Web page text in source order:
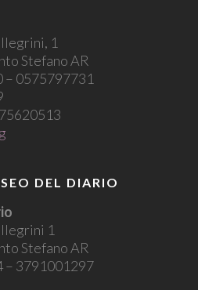
1
Stefano AR
0575797731
DEL DIARIO
1
Stefano AR
– 3791001297